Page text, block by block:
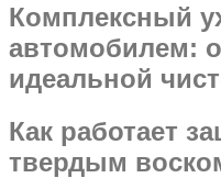
Комплексный
автомобилем:
идеальной
Как работает
твердым